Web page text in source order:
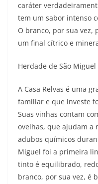
caráter
tem um sabor intenso
O branco, por sua vez,
um final cítrico e
Herdade de São Miguel
A Casa Relvas é uma
familiar e que investe
Suas vinhas contam
ovelhas, que ajudam a
adubos químicos
Miguel foi a primeira
tinto é equilibrado,
branco, por sua vez, é